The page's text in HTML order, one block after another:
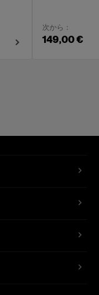
次から：
149,00 €